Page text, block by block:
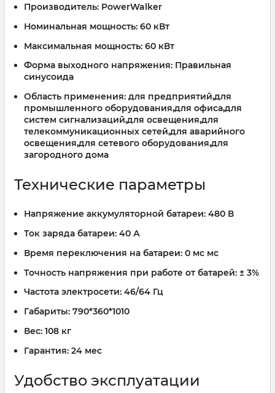
Производитель: PowerWalker
Номинальная мощность: 60 кВт
Максимальная мощность: 60 кВт
Форма выходного напряжения: Правильная
синусоида
Область применения: для предприятий,для
промышленного оборудования,для офиса,для
систем сигнализаций,для освещения,для
телекоммуникационных сетей,для аварийного
освещения,для сетевого оборудования,для
загородного дома
Технические параметры
Напряжение аккумуляторной батареи: 480 В
Ток заряда батареи: 40 А
Время переключения на батареи: 0 мс мс
Точность напряжения при работе от батарей: ± 3%
Частота электросети: 46/64 Гц
Габариты: 790*360*1010
Вес: 108 кг
Гарантия: 24 мес
Удобство эксплуатации